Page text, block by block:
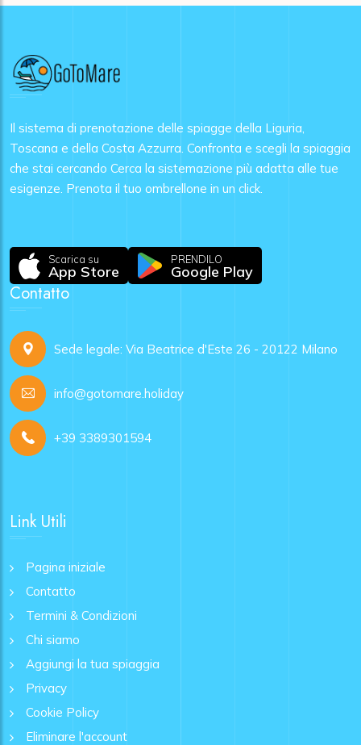
Il sistema di prenotazione delle spiagge della Liguria,
Toscana e della Costa Azzurra. Confronta e scegli la spiaggia
che stai cercando Cerca la sistemazione più adatta alle tue
esigenze. Prenota il tuo ombrellone in un click.
Scarica su
App Store
PRENDILO
Google Play
Contatto
Sede legale: Via Beatrice d'Este 26 - 20122 Milano
info@gotomare.holiday
+39 3389301594
Link Utili
Pagina iniziale
Contatto
Termini & Condizioni
Chi siamo
Aggiungi la tua spiaggia
Privacy
Cookie Policy
Eliminare l'account